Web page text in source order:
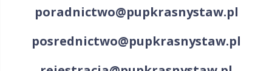
poradnictwo@pupkrasnystaw.pl
posrednictwo@pupkrasnystaw.pl